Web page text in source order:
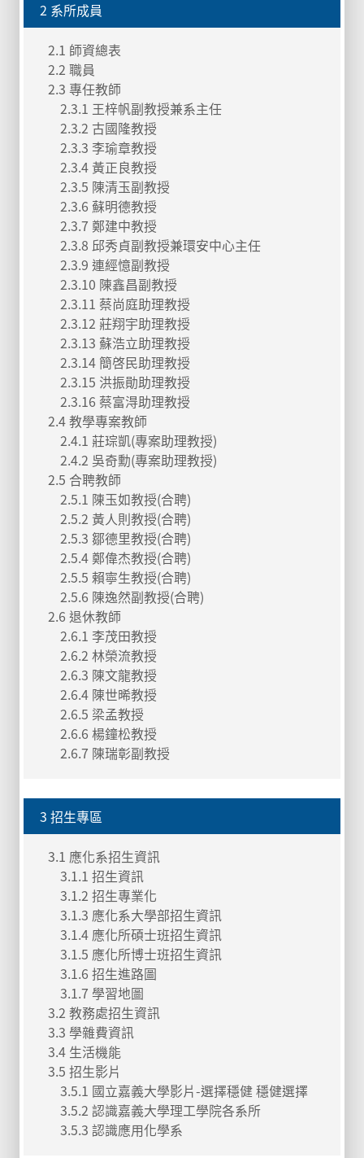
2 系所成員
2.1 師資總表
2.2 職員
2.3 專任教師
2.3.1 王梓帆副教授兼系主任
2.3.2 古國隆教授
2.3.3 李瑜章教授
2.3.4 黃正良教授
2.3.5 陳清玉副教授
2.3.6 蘇明德教授
2.3.7 鄭建中教授
2.3.8 邱秀貞副教授兼環安中心主任
2.3.9 連經憶副教授
2.3.10 陳鑫昌副教授
2.3.11 蔡尚庭助理教授
2.3.12 莊翔宇助理教授
2.3.13 蘇浩立助理教授
2.3.14 簡啓民助理教授
2.3.15 洪振勛助理教授
2.3.16 蔡富淂助理教授
2.4 教學專案教師
2.4.1 莊琮凱(專案助理教授)
2.4.2 吳奇勳(專案助理教授)
2.5 合聘教師
2.5.1 陳玉如教授(合聘)
2.5.2 黃人則教授(合聘)
2.5.3 鄒德里教授(合聘)
2.5.4 鄭偉杰教授(合聘)
2.5.5 賴寧生教授(合聘)
2.5.6 陳逸然副教授(合聘)
2.6 退休教師
2.6.1 李茂田教授
2.6.2 林榮流教授
2.6.3 陳文龍教授
2.6.4 陳世晞教授
2.6.5 梁孟教授
2.6.6 楊鐘松教授
2.6.7 陳瑞彰副教授
3 招生專區
3.1 應化系招生資訊
3.1.1 招生資訊
3.1.2 招生專業化
3.1.3 應化系大學部招生資訊
3.1.4 應化所碩士班招生資訊
3.1.5 應化所博士班招生資訊
3.1.6 招生進路圖
3.1.7 學習地圖
3.2 教務處招生資訊
3.3 學雜費資訊
3.4 生活機能
3.5 招生影片
3.5.1 國立嘉義大學影片-選擇穩健 穩健選擇
3.5.2 認識嘉義大學理工學院各系所
3.5.3 認識應用化學系